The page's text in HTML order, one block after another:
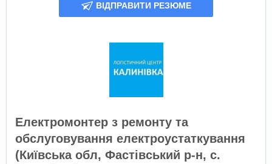
ВІДПРАВИТИ РЕЗЮМЕ
Електромонтер з ремонту та
обслуговування електроустаткування
(Київська обл, Фастівський р-н, с.